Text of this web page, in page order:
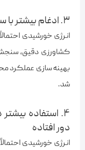
۳. ادغام بیشتر با سایر فناوری‌ها
انرژی خورشیدی
کشاورزی دقیق، سنجش
بهینه سازی عملکرد
شد.
۴. استفاده‌
دور افتاده
انرژی خورشیدی